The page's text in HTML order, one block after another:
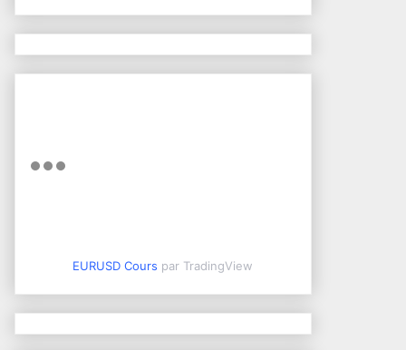
EURUSD Cours par TradingView